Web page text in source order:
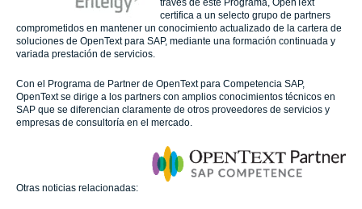
certifica a un selecto grupo de partners
comprometidos en mantener un conocimiento actualizado de la cartera de
soluciones de OpenText para SAP, mediante una formación continuada y
variada prestación de servicios.
Con el Programa de Partner de OpenText para Competencia SAP,
OpenText se dirige a los partners con amplios conocimientos técnicos en
SAP que se diferencian claramente de otros proveedores de servicios y
empresas de consultoría en el mercado.
Otras noticias relacionadas: